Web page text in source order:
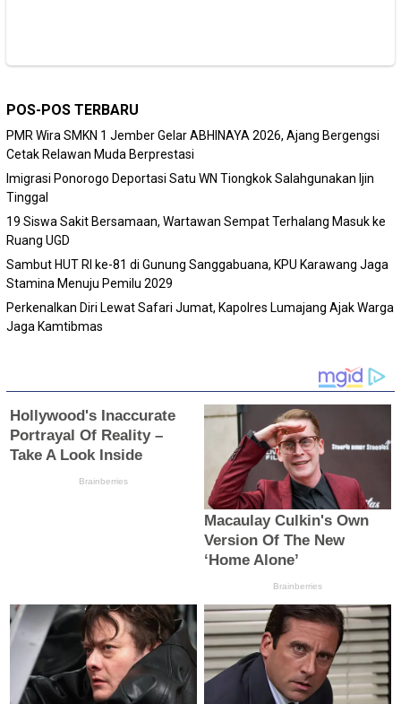
POS-POS TERBARU
PMR Wira SMKN 1 Jember Gelar ABHINAYA 2026, Ajang Bergengsi
Cetak Relawan Muda Berprestasi
Imigrasi Ponorogo Deportasi Satu WN Tiongkok Salahgunakan Ijin
Tinggal
19 Siswa Sakit Bersamaan, Wartawan Sempat Terhalang Masuk ke
Ruang UGD
Sambut HUT RI ke-81 di Gunung Sanggabuana, KPU Karawang Jaga
Stamina Menuju Pemilu 2029
Perkenalkan Diri Lewat Safari Jumat, Kapolres Lumajang Ajak Warga
Jaga Kamtibmas